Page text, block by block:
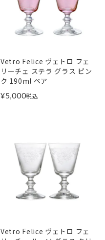
Vetro Felice ヴェトロ フェ
リーチェ ステラ グラス ピン
ク 190ml ペア
¥5,000税込
Vetro Felice ヴェトロ フェ